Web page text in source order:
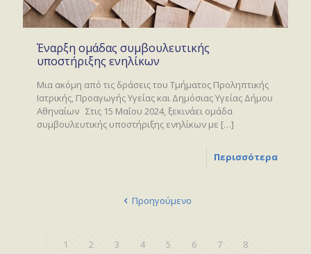
Έναρξη ομάδας συμβουλευτικής
υποστήριξης ενηλίκων
Μια ακόμη από τις δράσεις του Τμήματος Προληπτικής
Ιατρικής, Προαγωγής Υγείας και Δημόσιας Υγείας Δήμου
Αθηναίων Στις 15 Μαΐου 2024, ξεκινάει ομάδα
συμβουλευτικής υποστήριξης ενηλίκων με […]
Περισσότερα
Προηγούμενο
1 2 3 4 5 6 7
8